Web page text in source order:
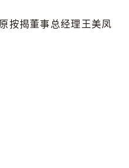
按揭董事总经理王美凤